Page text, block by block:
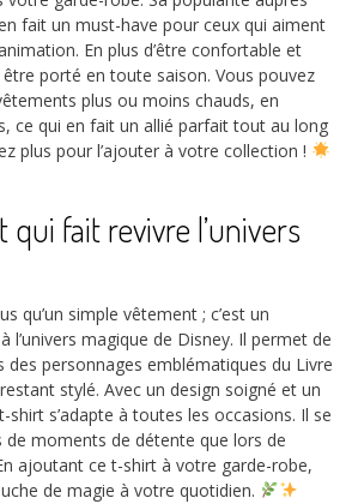
fait un must-have pour ceux qui aiment
En plus d’être confortable et
porté en toute saison. Vous pouvez
plus ou moins chauds, en
ce qui en fait un allié parfait tout au long
plus pour l’ajouter à votre collection !
fait revivre l’univers
qu’un simple vêtement ; c’est un
l’univers magique de Disney. Il permet de
des personnages emblématiques du Livre
stylé. Avec un design soigné et un
s’adapte à toutes les occasions. Il se
de moments de détente que lors de
ajoutant ce t-shirt à votre garde-robe,
de magie à votre quotidien.